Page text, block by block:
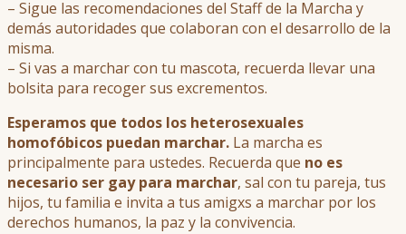
– Sigue las recomendaciones del Staff de la Marcha y
demás autoridades que colaboran con el desarrollo de la
misma.
– Si vas a marchar con tu mascota, recuerda llevar una
bolsita para recoger sus excrementos.
Esperamos que todos los heterosexuales
homofóbicos puedan marchar. La marcha es
principalmente para ustedes. Recuerda que no es
necesario ser gay para marchar, sal con tu pareja, tus
hijos, tu familia e invita a tus amigxs a marchar por los
derechos humanos, la paz y la convivencia.